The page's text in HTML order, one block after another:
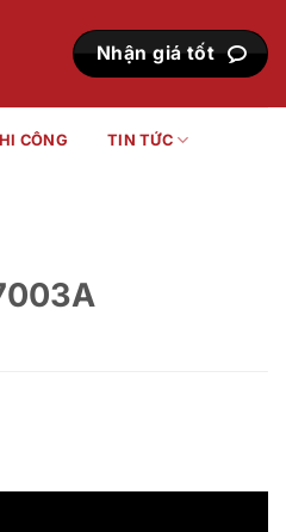
Nhận giá tốt
CÔNG TIN TỨC
₫.